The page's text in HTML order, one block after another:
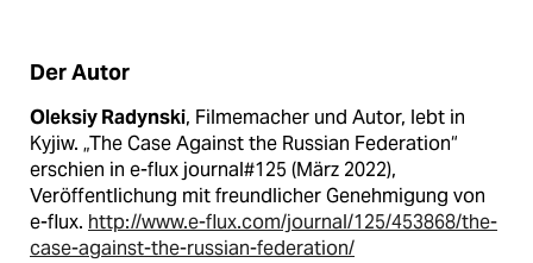
Der Autor
Oleksiy Radynski, Filmemacher und Autor, lebt in
Kyjiw. „The Case Against the Russian Federation“
erschien in e-flux journal#125 (März 2022),
Veröffentlichung mit freundlicher Geneh­migung von
e-flux. http://www.e-flux.com/journal/125/453868/the-
case-against-the-russian-federation/